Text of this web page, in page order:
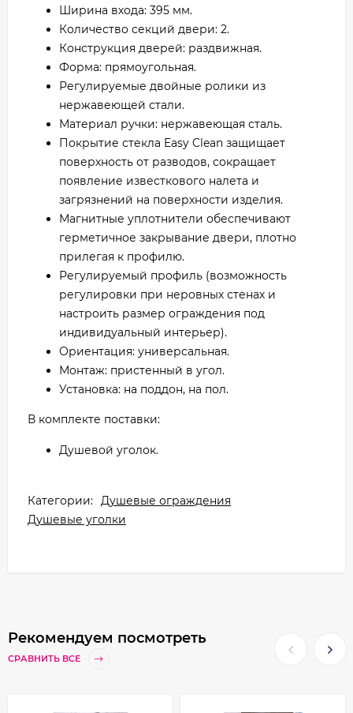
Ширина входа: 395 мм.
Количество секций двери: 2.
Конструкция дверей: раздвижная.
Форма: прямоугольная.
Регулируемые двойные ролики из
нержавеющей стали.
Материал ручки: нержавеющая сталь.
Покрытие стекла Easy Clean защищает
поверхность от разводов, сокращает
появление известкового налета и
загрязнений на поверхности изделия.
Магнитные уплотнители обеспечивают
герметичное закрывание двери, плотно
прилегая к профилю.
Регулируемый профиль (возможность
регулировки при неровных стенах и
настроить размер ограждения под
индивидуальный интерьер).
Ориентация: универсальная.
Монтаж: пристенный в угол.
Установка: на поддон, на пол.
В комплекте поставки:
Душевой уголок.
Категории: Душевые ограждения
Душевые уголки
Рекомендуем посмотреть
СРАВНИТЬ ВСЕ